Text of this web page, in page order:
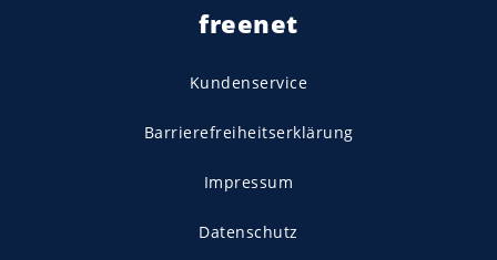
freenet
Kundenservice
Barrierefreiheitserklärung
Impressum
Datenschutz